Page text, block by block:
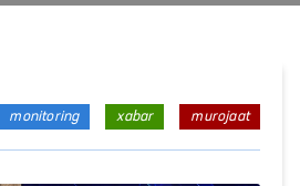
monitoring xabar murojaat